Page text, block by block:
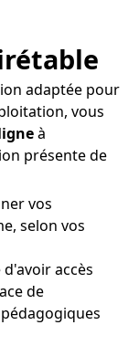
adaptée pour
vous
à
présente de
vos
selon vos
accès
de